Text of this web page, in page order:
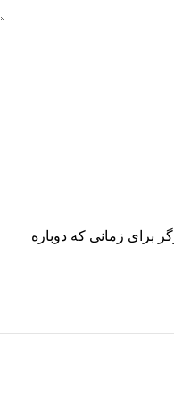
برای زمانی که دوباره